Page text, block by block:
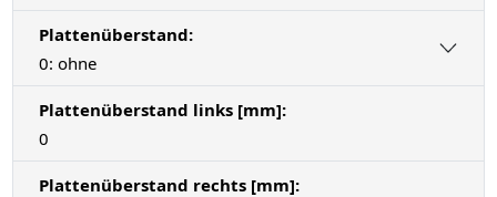
Plattenüberstand:
0: ohne
Plattenüberstand links [mm]:
0
Plattenüberstand rechts [mm]: